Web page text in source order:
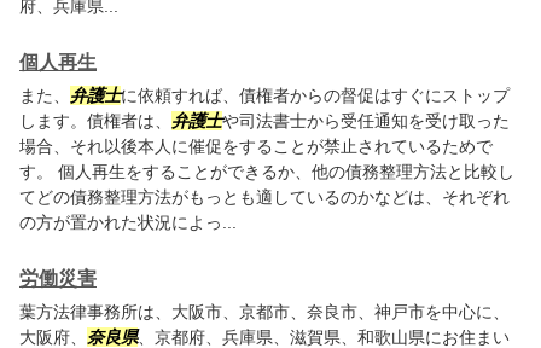
府、兵庫県...
個人再生
また、 弁護士に依頼すれば、債権者からの督促はすぐにストップ
します。債権者は、 弁護士や司法書士から受任通知を受け取った
場合、それ以後本人に催促をすることが禁止されているためで
す。 個人再生をすることができるか、他の債務整理方法と比較し
てどの債務整理方法がもっとも適しているのかなどは、それぞれ
の方が置かれた状況によっ...
労働災害
葉方法律事務所は、大阪市、京都市、奈良市、神戸市を中心に、
大阪府、 奈良県、京都府、兵庫県、滋賀県、和歌山県にお住まい